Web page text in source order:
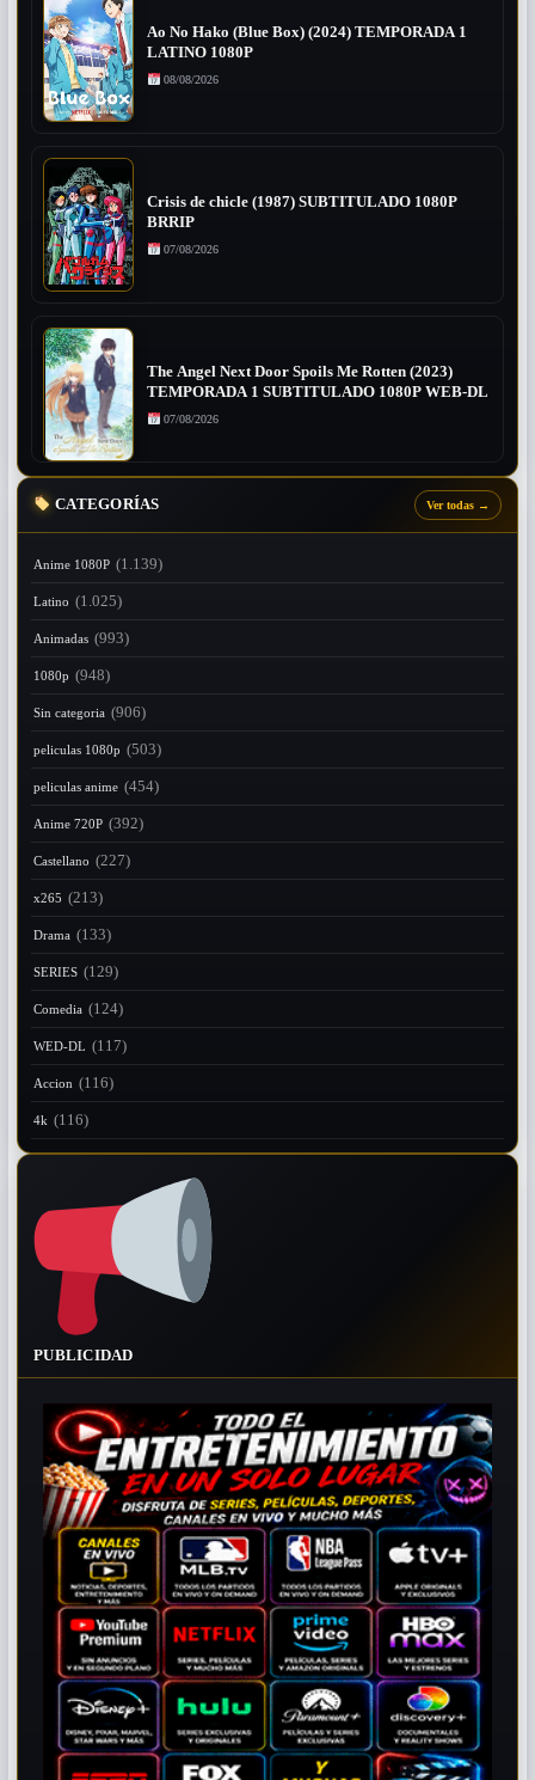
Ao No Hako (Blue Box) (2024) TEMPORADA 1
LATINO 1080P
08/08/2026
Crisis de chicle (1987) SUBTITULADO 1080P
BRRIP
07/08/2026
The Angel Next Door Spoils Me Rotten (2023)
TEMPORADA 1 SUBTITULADO 1080P WEB-DL
07/08/2026
CATEGORÍAS Ver todas →
Anime 1080P (1.139)
Latino (1.025)
Animadas (993)
1080p (948)
Sin categoria (906)
peliculas 1080p (503)
peliculas anime (454)
Anime 720P (392)
Castellano (227)
x265 (213)
Drama (133)
SERIES (129)
Comedia (124)
WED-DL (117)
Accion (116)
4k (116)
PUBLICIDAD